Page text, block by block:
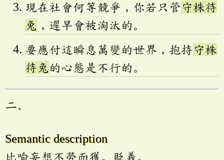
現在社會何等競爭，你若只管 守株待
兔 ，遲早會被淘汰的。
要應付這瞬息萬變的世界，抱持 守株
待兔的心態是不行的。
二、
Semantic description
比喻妄想不勞而獲。貶義。